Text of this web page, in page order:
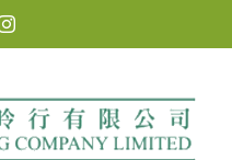
Instagram